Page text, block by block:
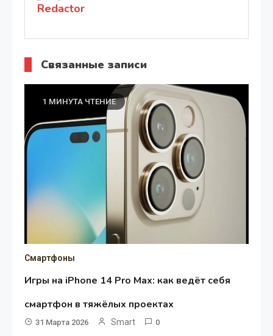
Redactor
Связанные записи
1 МИНУТА ЧТЕНИЕ
Смартфоны
Игры на iPhone 14 Pro Max: как ведёт себя
смартфон в тяжёлых проектах
31 Марта 2026 Smart 0